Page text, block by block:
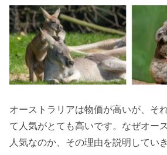
オーストラリアは物価が高いが、そ
て人気がとても高いです。なぜオー
人気なのか、その理由を説明していき